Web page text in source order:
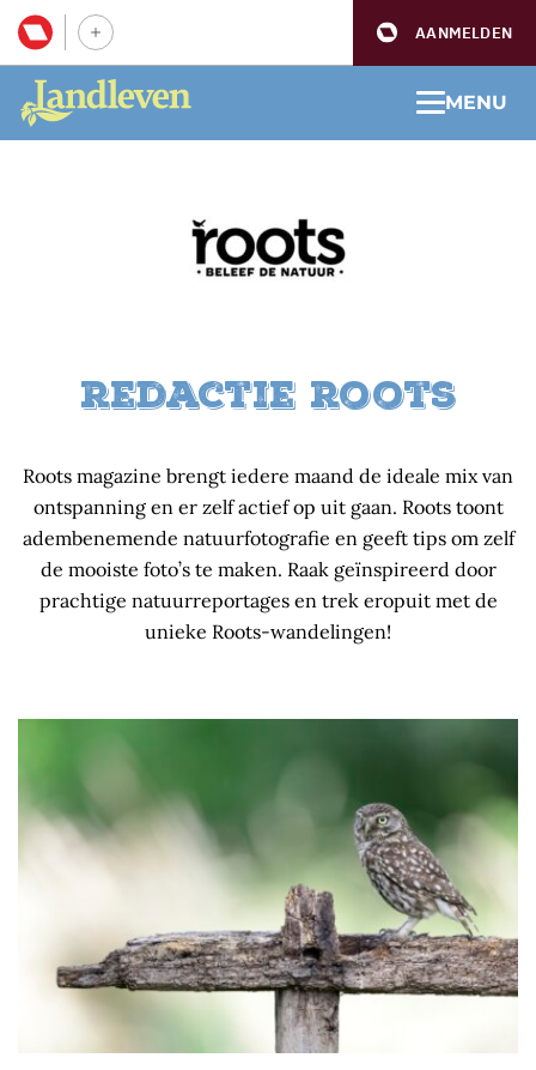
AANMELDEN
MENU
Redactie Roots
Roots magazine brengt iedere maand de ideale mix van
ontspanning en er zelf actief op uit gaan. Roots toont
adembenemende natuurfotografie en geeft tips om zelf
de mooiste foto’s te maken. Raak geïnspireerd door
prachtige natuurreportages en trek eropuit met de
unieke Roots-wandelingen!